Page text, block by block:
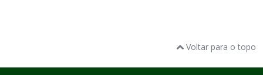
Voltar para o topo